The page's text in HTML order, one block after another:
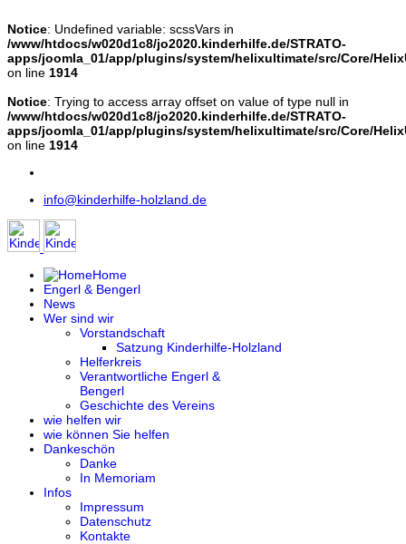
Notice: Undefined variable: scssVars in
/www/htdocs/w020d1c8/jo2020.kinderhilfe.de/STRATO-
apps/joomla_01/app/plugins/system/helixultimate/src/Core/
on line 1914
Notice: Trying to access array offset on value of type null in
/www/htdocs/w020d1c8/jo2020.kinderhilfe.de/STRATO-
apps/joomla_01/app/plugins/system/helixultimate/src/Core/
on line 1914
info@kinderhilfe-holzland.de
Home
Engerl & Bengerl
News
Wer sind wir
Vorstandschaft
Satzung Kinderhilfe-Holzland
Helferkreis
Verantwortliche Engerl &
Bengerl
Geschichte des Vereins
wie helfen wir
wie können Sie helfen
Dankeschön
Danke
In Memoriam
Infos
Impressum
Datenschutz
Kontakte